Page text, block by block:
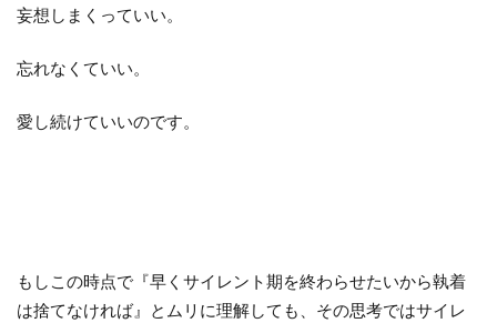
妄想しまくっていい。
忘れなくていい。
愛し続けていいのです。
もしこの時点で『早くサイレント期を終わらせたいから執着
は捨てなければ』とムリに理解しても、その思考ではサイレ